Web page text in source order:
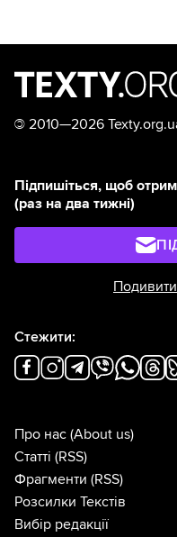
© 2010—2026
Підпишіться, щоб
(раз на два тижні)
Стежити:
Про нас (About us)
Статті (RSS)
Фрагменти (RSS)
Розсилки Текстів
Вибір редакції